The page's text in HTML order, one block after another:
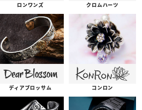
ロンワンズ クロムハーツ
ディアブロッサム コンロン